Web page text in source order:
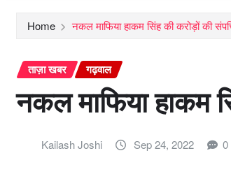
Home नकल माफिया हाकम सिंह की करोड़ों की
ताज़ा खबर गढ़वाल
नकल माफिया हाकम
Kailash Joshi Sep 24, 2022 0